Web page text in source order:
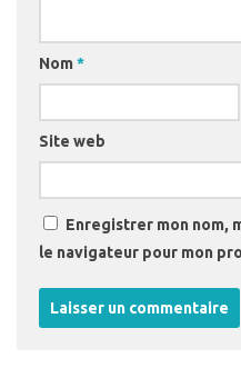
Nom *
Site web
Enregistrer mon nom,
le navigateur pour mon